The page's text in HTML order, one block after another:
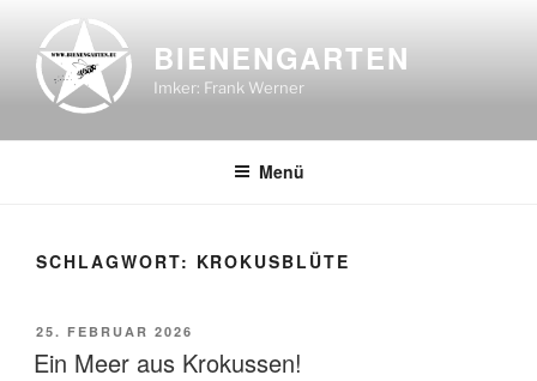
Inhalt
springen
BIENENGARTEN
Imker: Frank Werner
Menü
SCHLAGWORT: KROKUSBLÜTE
VERÖFFENTLICHT
AM
25. FEBRUAR 2026
Ein Meer aus Krokussen!